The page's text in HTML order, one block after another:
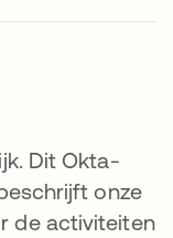
Dit Okta-
onze
de activiteiten